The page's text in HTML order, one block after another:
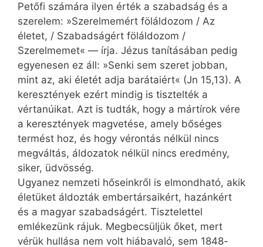
Petőfi számára ilyen érték a szabadság és a
szerelem: »Szerelmemért föláldozom / Az
életet, / Szabadságért föláldozom /
Szerelmemet« — írja. Jézus tanításában pedig
egyenesen ez áll: »Senki sem szeret jobban,
mint az, aki életét adja barátaiért« (Jn 15,13). A
keresztények ezért mindig is tisztelték a
vértanúikat. Azt is tudták, hogy a mártírok vére
a keresztények magvetése, amely bőséges
termést hoz, és hogy vérontás nélkül nincs
megváltás, áldozatok nélkül nincs eredmény,
siker, üdvösség.
Ugyanez nemzeti hőseinkről is elmondható, akik
életüket áldozták embertársaikért, hazánkért
és a magyar szabadságért. Tisztelettel
emlékezünk rájuk. Megbecsüljük őket, mert
vérük hullása nem volt hiábavaló, sem 1848-